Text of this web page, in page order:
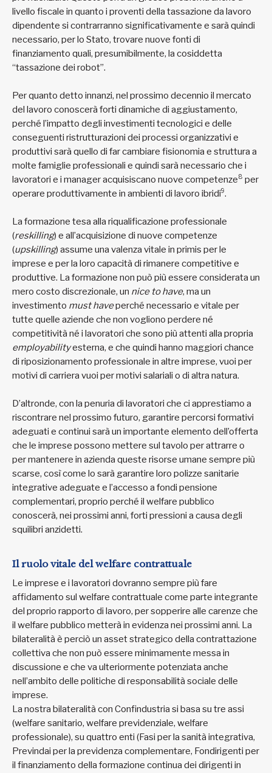
livello fiscale in quanto i proventi della tassazione da lavoro
dipendente si contrarranno significativamente e sarà quindi
necessario, per lo Stato, trovare nuove fonti di
finanziamento quali, presumibilmente, la cosiddetta
“tassazione dei robot”.
Per quanto detto innanzi, nel prossimo decennio il mercato
del lavoro conoscerà forti dinamiche di aggiustamento,
perché l’impatto degli investimenti tecnologici e delle
conseguenti ristrutturazioni dei processi organizzativi e
produttivi sarà quello di far cambiare fisionomia e struttura a
molte famiglie professionali e quindi sarà necessario che i
lavoratori e i manager acquisiscano nuove competenze8 per
operare produttivamente in ambienti di lavoro ibridi9.
La formazione tesa alla riqualificazione professionale
(reskilling) e all’acquisizione di nuove competenze
(upskilling) assume una valenza vitale in primis per le
imprese e per la loro capacità di rimanere competitive e
produttive. La formazione non può più essere considerata un
mero costo discrezionale, un nice to have, ma un
investimento must haveperché necessario e vitale per
tutte quelle aziende che non vogliono perdere né
competitività né i lavoratori che sono più attenti alla propria
employabilityesterna, e che quindi hanno maggiori chance
di riposizionamento professionale in altre imprese, vuoi per
motivi di carriera vuoi per motivi salariali o di altra natura.
D’altronde, con la penuria di lavoratori che ci apprestiamo a
riscontrare nel prossimo futuro, garantire percorsi formativi
adeguati e continui sarà un importante elemento dell’offerta
che le imprese possono mettere sul tavolo per attrarre o
per mantenere in azienda queste risorse umane sempre più
scarse, così come lo sarà garantire loro polizze sanitarie
integrative adeguate e l’accesso a fondi pensione
complementari, proprio perché il welfare pubblico
conoscerà, nei prossimi anni, forti pressioni a causa degli
squilibri anzidetti.
Il ruolo vitale del welfare contrattuale
Le imprese e i lavoratori dovranno sempre più fare
affidamento sul welfare contrattuale come parte integrante
del proprio rapporto di lavoro, per sopperire alle carenze che
il welfare pubblico metterà in evidenza nei prossimi anni. La
bilateralità è perciò un asset strategico della contrattazione
collettiva che non può essere minimamente messa in
discussione e che va ulteriormente potenziata anche
nell’ambito delle politiche di responsabilità sociale delle
imprese.
La nostra bilateralità con Confindustria si basa su tre assi
(welfare sanitario, welfare previdenziale, welfare
professionale), su quattro enti (Fasi per la sanità integrativa,
Previndai per la previdenza complementare, Fondirigenti per
il finanziamento della formazione continua dei dirigenti in